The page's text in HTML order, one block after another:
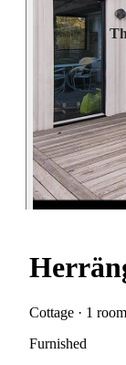
Cottage · 1
Furnished